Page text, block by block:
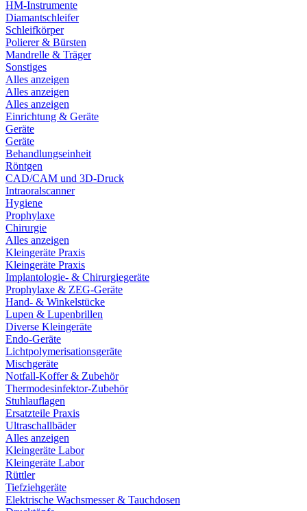
HM-Instrumente
Diamantschleifer
Schleifkörper
Polierer & Bürsten
Mandrelle & Träger
Sonstiges
Alles anzeigen
Alles anzeigen
Alles anzeigen
Einrichtung & Geräte
Geräte
Geräte
Behandlungseinheit
Röntgen
CAD/CAM und 3D-Druck
Intraoralscanner
Hygiene
Prophylaxe
Chirurgie
Alles anzeigen
Kleingeräte Praxis
Kleingeräte Praxis
Implantologie- & Chirurgiegeräte
Prophylaxe & ZEG-Geräte
Hand- & Winkelstücke
Lupen & Lupenbrillen
Diverse Kleingeräte
Endo-Geräte
Lichtpolymerisationsgeräte
Mischgeräte
Notfall-Koffer & Zubehör
Thermodesinfektor-Zubehör
Stuhlauflagen
Ersatzteile Praxis
Ultraschallbäder
Alles anzeigen
Kleingeräte Labor
Kleingeräte Labor
Rüttler
Tiefziehgeräte
Elektrische Wachsmesser & Tauchdosen